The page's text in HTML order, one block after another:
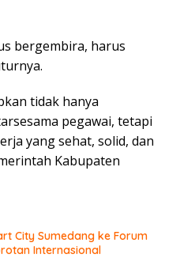
bergembira, harus
tidak hanya
pegawai, tetapi
yang sehat, solid, dan
Kabupaten
City Sumedang ke Forum
Internasional